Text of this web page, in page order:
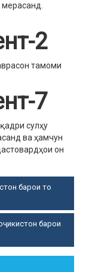
2
тамоми
7
сулҳу
ва ҳамчун
он
барои то
барои